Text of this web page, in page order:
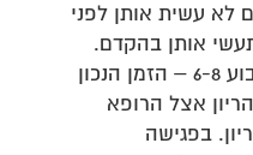
לא עשית אותן לפני
אותן בהקדם.
. שבוע 6-8 – הזמן הנכון
אצל הרופא
בפגישה